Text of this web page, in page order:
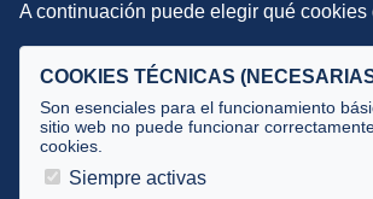
Selecciones
Tecnificación
JUECES Y OFICIALES
A continuación puede elegir qué cookies
COOKIES TÉCNICAS
Son esenciales para el funcionamiento
sitio web no puede funcionar
cookies.
Siempre activas